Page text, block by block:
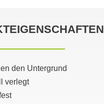
den Untergrund
verlegt